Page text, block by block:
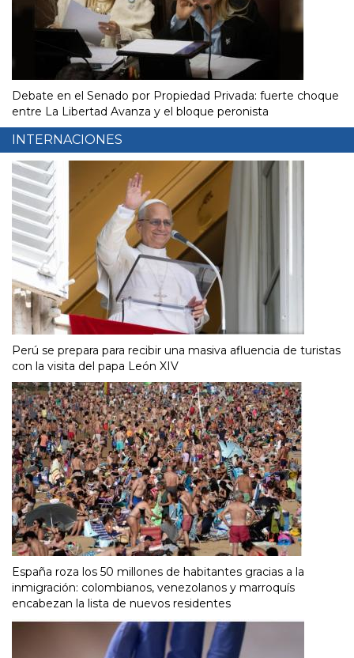
Debate en el Senado por Propiedad Privada: fuerte choque
entre La Libertad Avanza y el bloque peronista
INTERNACIONES
Perú se prepara para recibir una masiva afluencia de turistas
con la visita del papa León XIV
España roza los 50 millones de habitantes gracias a la
inmigración: colombianos, venezolanos y marroquís
encabezan la lista de nuevos residentes